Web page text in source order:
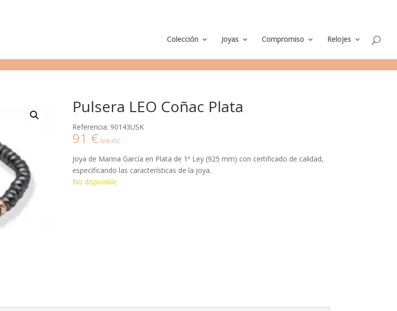
e
n
Colección Joyas Compromiso Relojes
Pulsera LEO Coñac Plata
Referencia: 90143USK
91 € iva inc.
Joya de Marina García en Plata de 1ª Ley (925 mm) con certificado de calidad,
especificando las características de la joya.
No disponible